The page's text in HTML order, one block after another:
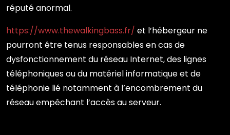
réputé anormal.
https://www.thewalkingbass.fr/ et l’hébergeur ne
pourront être tenus responsables en cas de
dysfonctionnement du réseau Internet, des lignes
téléphoniques ou du matériel informatique et de
téléphonie lié notamment à l’encombrement du
réseau empêchant l’accès au serveur.